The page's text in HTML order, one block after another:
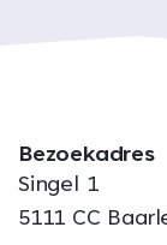
Bezoekadres
Singel 1
5111 CC